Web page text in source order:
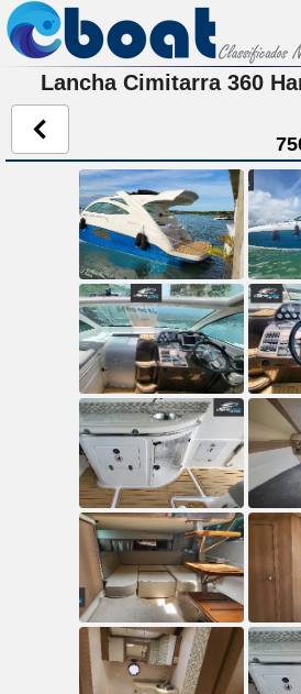
Lancha Cimitarra 360